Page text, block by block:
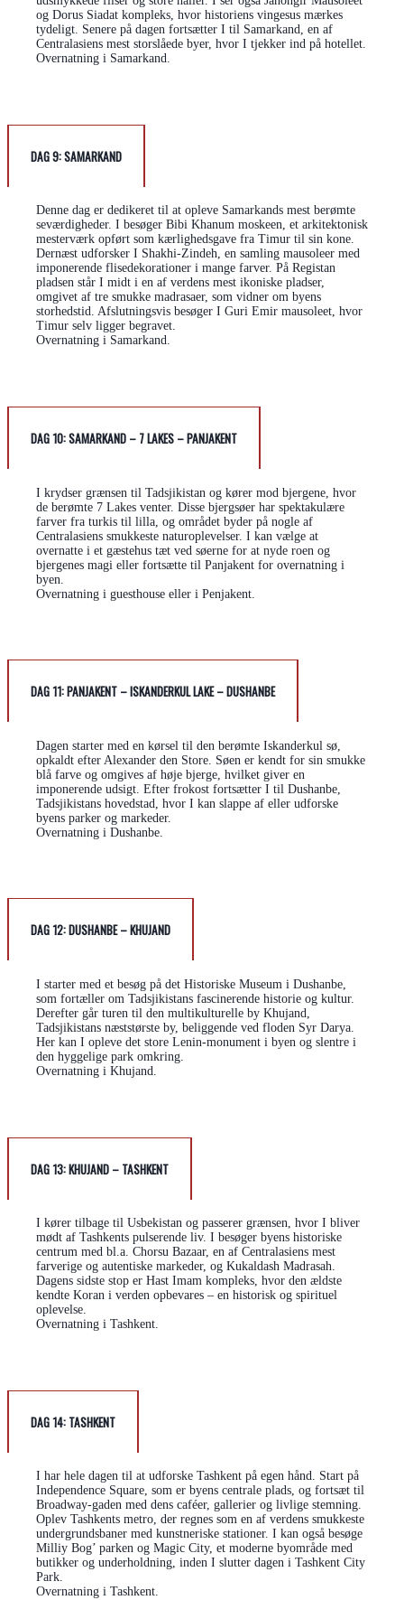
og Dorus Siadat kompleks, hvor historiens vingesus mærkes
tydeligt. Senere på dagen fortsætter I til Samarkand, en af
Centralasiens mest storslåede byer, hvor I tjekker ind på hotellet.
Overnatning i Samarkand.
DAG 9: SAMARKAND
Denne dag er dedikeret til at opleve Samarkands mest berømte
seværdigheder. I besøger Bibi Khanum moskeen, et arkitektonisk
mesterværk opført som kærlighedsgave fra Timur til sin kone.
Dernæst udforsker I Shakhi-Zindeh, en samling mausoleer med
imponerende flisedekorationer i mange farver. På Registan
pladsen står I midt i en af verdens mest ikoniske pladser,
omgivet af tre smukke madrasaer, som vidner om byens
storhedstid. Afslutningsvis besøger I Guri Emir mausoleet, hvor
Timur selv ligger begravet.
Overnatning i Samarkand.
DAG 10: SAMARKAND – 7 LAKES – PANJAKENT
I krydser grænsen til Tadsjikistan og kører mod bjergene, hvor
de berømte 7 Lakes venter. Disse bjergsøer har spektakulære
farver fra turkis til lilla, og området byder på nogle af
Centralasiens smukkeste naturoplevelser. I kan vælge at
overnatte i et gæstehus tæt ved søerne for at nyde roen og
bjergenes magi eller fortsætte til Panjakent for overnatning i
byen.
Overnatning i guesthouse eller i Penjakent.
DAG 11: PANJAKENT – ISKANDERKUL LAKE – DUSHANBE
Dagen starter med en kørsel til den berømte Iskanderkul sø,
opkaldt efter Alexander den Store. Søen er kendt for sin smukke
blå farve og omgives af høje bjerge, hvilket giver en
imponerende udsigt. Efter frokost fortsætter I til Dushanbe,
Tadsjikistans hovedstad, hvor I kan slappe af eller udforske
byens parker og markeder.
Overnatning i Dushanbe.
DAG 12: DUSHANBE – KHUJAND
I starter med et besøg på det Historiske Museum i Dushanbe,
som fortæller om Tadsjikistans fascinerende historie og kultur.
Derefter går turen til den multikulturelle by Khujand,
Tadsjikistans næststørste by, beliggende ved floden Syr Darya.
Her kan I opleve det store Lenin-monument i byen og slentre i
den hyggelige park omkring.
Overnatning i Khujand.
DAG 13: KHUJAND – TASHKENT
I kører tilbage til Usbekistan og passerer grænsen, hvor I bliver
mødt af Tashkents pulserende liv. I besøger byens historiske
centrum med bl.a. Chorsu Bazaar, en af Centralasiens mest
farverige og autentiske markeder, og Kukaldash Madrasah.
Dagens sidste stop er Hast Imam kompleks, hvor den ældste
kendte Koran i verden opbevares – en historisk og spirituel
oplevelse.
Overnatning i Tashkent.
DAG 14: TASHKENT
I har hele dagen til at udforske Tashkent på egen hånd. Start på
Independence Square, som er byens centrale plads, og fortsæt til
Broadway-gaden med dens caféer, gallerier og livlige stemning.
Oplev Tashkents metro, der regnes som en af verdens smukkeste
undergrundsbaner med kunstneriske stationer. I kan også besøge
Milliy Bog’ parken og Magic City, et moderne byområde med
butikker og underholdning, inden I slutter dagen i Tashkent City
Park.
Overnatning i Tashkent.